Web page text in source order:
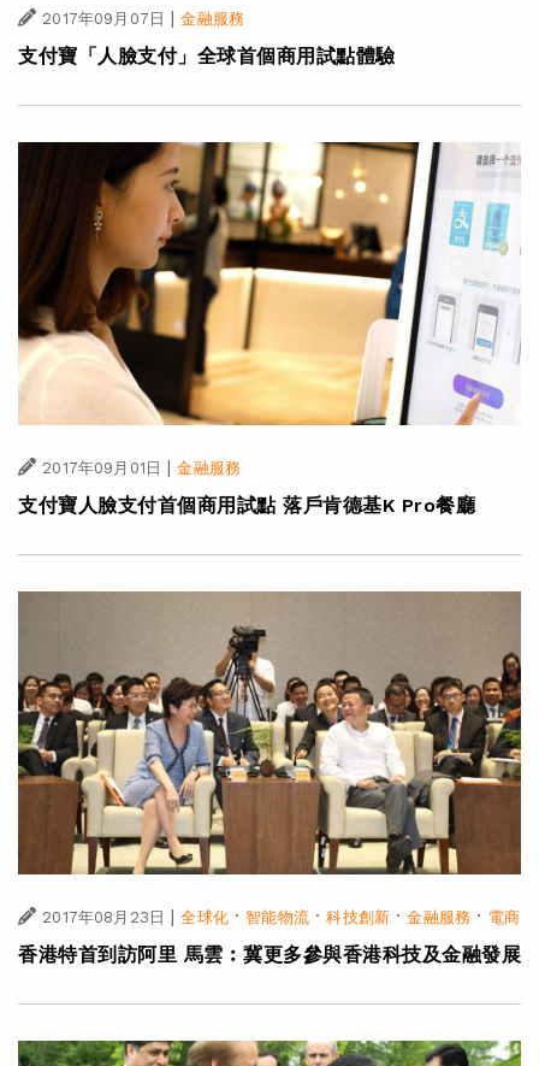
2017年09月07日 | 金融服務
支付寶「人臉支付」全球首個商用試點體驗
2017年09月01日 | 金融服務
支付寶人臉支付首個商用試點 落戶肯德基K Pro餐廳
2017年08月23日 | 全球化·智能物流·科技創新 ·金融服務 · 電商
香港特首到訪阿里 馬雲︰冀更多參與香港科技及金融發展